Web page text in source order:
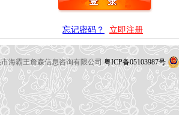
忘记密码？ 立即注册
海霸王詹森信息咨询有限公司 粤ICP备05103987号